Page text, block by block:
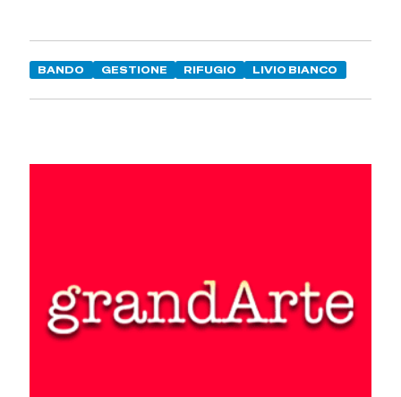
BANDO GESTIONE RIFUGIO LIVIO BIANCO